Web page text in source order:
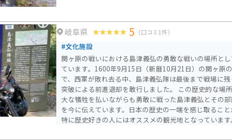
岐阜県 5 （口コミ1件）
#文化施設
関ヶ原の戦いにおける島津義弘の勇敢な戦いの場所と
ています。1600年9月15日（新暦10月21日）の関ヶ原
で、西軍が敗れ去る中、島津義弘隊は最後まで戦場に残
突破による前進退却を敢行しました。 この歴史的な場所は、多
大な犠牲を払いながらも勇敢に戦った島津義弘とその
を今に伝えています。日本の歴史の一端を感じ取ること
特に歴史好きの人にはオススメの観光地となっています